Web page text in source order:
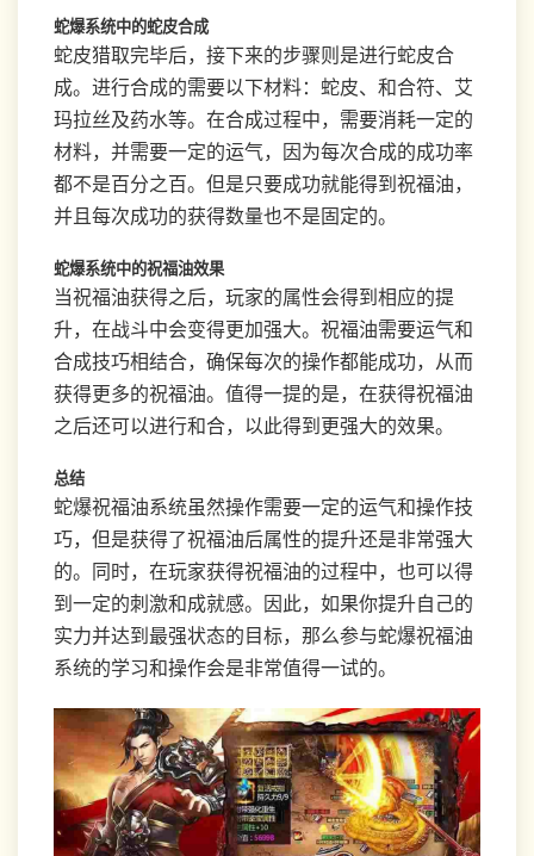
蛇爆系统中的蛇皮合成
蛇皮猎取完毕后，接下来的步骤则是进行蛇皮合
成。进行合成的需要以下材料：蛇皮、和合符、艾
玛拉丝及药水等。在合成过程中，需要消耗一定的
材料，并需要一定的运气，因为每次合成的成功率
都不是百分之百。但是只要成功就能得到祝福油，
并且每次成功的获得数量也不是固定的。
蛇爆系统中的祝福油效果
当祝福油获得之后，玩家的属性会得到相应的提
升，在战斗中会变得更加强大。祝福油需要运气和
合成技巧相结合，确保每次的操作都能成功，从而
获得更多的祝福油。值得一提的是，在获得祝福油
之后还可以进行和合，以此得到更强大的效果。
总结
蛇爆祝福油系统虽然操作需要一定的运气和操作技
巧，但是获得了祝福油后属性的提升还是非常强大
的。同时，在玩家获得祝福油的过程中，也可以得
到一定的刺激和成就感。因此，如果你提升自己的
实力并达到最强状态的目标，那么参与蛇爆祝福油
系统的学习和操作会是非常值得一试的。